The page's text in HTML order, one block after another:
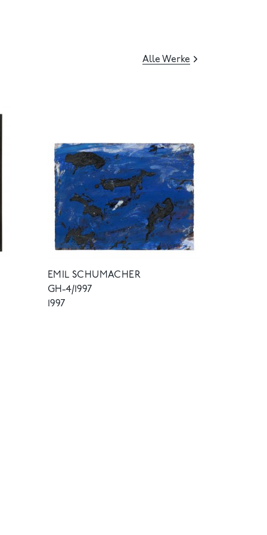
Alle Werke
EMIL SCHUMACHER
GH-4/1997
1997